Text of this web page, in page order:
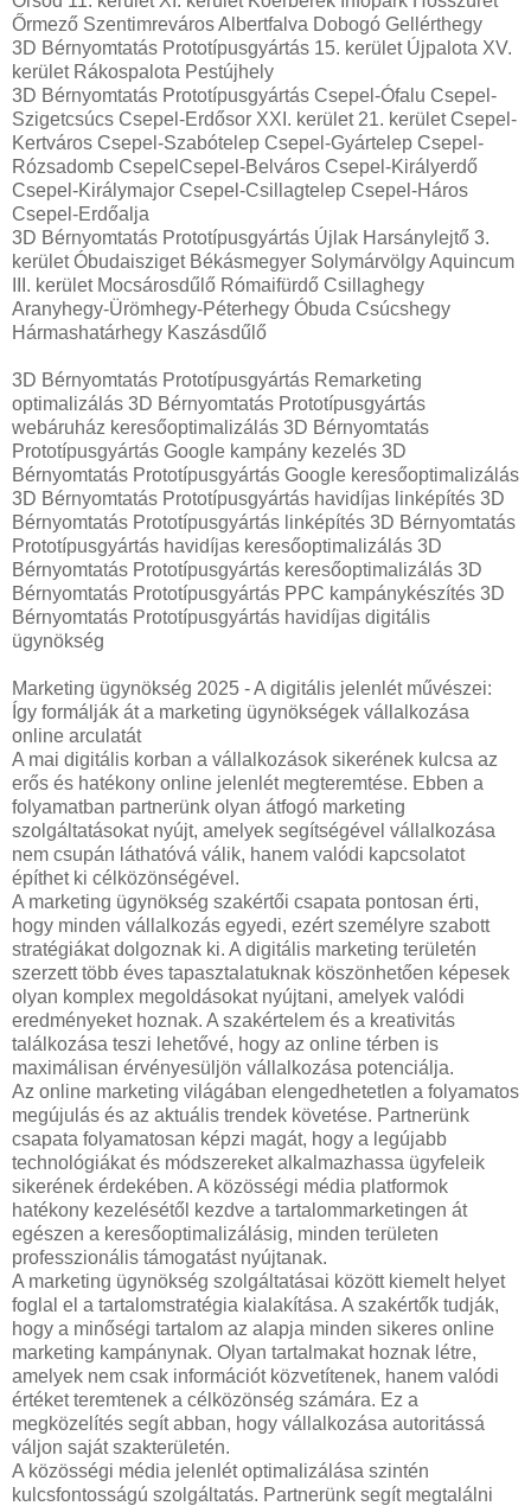
Őrmező Szentimreváros Albertfalva Dobogó Gellérthegy
3D Bérnyomtatás Prototípusgyártás 15. kerület Újpalota XV.
kerület Rákospalota Pestújhely
3D Bérnyomtatás Prototípusgyártás Csepel-Ófalu Csepel-
Szigetcsúcs Csepel-Erdősor XXI. kerület 21. kerület Csepel-
Kertváros Csepel-Szabótelep Csepel-Gyártelep Csepel-
Rózsadomb CsepelCsepel-Belváros Csepel-Királyerdő
Csepel-Királymajor Csepel-Csillagtelep Csepel-Háros
Csepel-Erdőalja
3D Bérnyomtatás Prototípusgyártás Újlak Harsánylejtő 3.
kerület Óbudaisziget Békásmegyer Solymárvölgy Aquincum
III. kerület Mocsárosdűlő Rómaifürdő Csillaghegy
Aranyhegy-Ürömhegy-Péterhegy Óbuda Csúcshegy
Hármashatárhegy Kaszásdűlő
3D Bérnyomtatás Prototípusgyártás Remarketing
optimalizálás 3D Bérnyomtatás Prototípusgyártás
webáruház keresőoptimalizálás 3D Bérnyomtatás
Prototípusgyártás Google kampány kezelés 3D
Bérnyomtatás Prototípusgyártás Google keresőoptimalizálás
3D Bérnyomtatás Prototípusgyártás havidíjas linképítés 3D
Bérnyomtatás Prototípusgyártás linképítés 3D Bérnyomtatás
Prototípusgyártás havidíjas keresőoptimalizálás 3D
Bérnyomtatás Prototípusgyártás keresőoptimalizálás 3D
Bérnyomtatás Prototípusgyártás PPC kampánykészítés 3D
Bérnyomtatás Prototípusgyártás havidíjas digitális
ügynökség
Marketing ügynökség 2025 - A digitális jelenlét művészei:
Így formálják át a marketing ügynökségek vállalkozása
online arculatát
A mai digitális korban a vállalkozások sikerének kulcsa az
erős és hatékony online jelenlét megteremtése. Ebben a
folyamatban partnerünk olyan átfogó marketing
szolgáltatásokat nyújt, amelyek segítségével vállalkozása
nem csupán láthatóvá válik, hanem valódi kapcsolatot
építhet ki célközönségével.
A marketing ügynökség szakértői csapata pontosan érti,
hogy minden vállalkozás egyedi, ezért személyre szabott
stratégiákat dolgoznak ki. A digitális marketing területén
szerzett több éves tapasztalatuknak köszönhetően képesek
olyan komplex megoldásokat nyújtani, amelyek valódi
eredményeket hoznak. A szakértelem és a kreativitás
találkozása teszi lehetővé, hogy az online térben is
maximálisan érvényesüljön vállalkozása potenciálja.
Az online marketing világában elengedhetetlen a folyamatos
megújulás és az aktuális trendek követése. Partnerünk
csapata folyamatosan képzi magát, hogy a legújabb
technológiákat és módszereket alkalmazhassa ügyfeleik
sikerének érdekében. A közösségi média platformok
hatékony kezelésétől kezdve a tartalommarketingen át
egészen a keresőoptimalizálásig, minden területen
professzionális támogatást nyújtanak.
A marketing ügynökség szolgáltatásai között kiemelt helyet
foglal el a tartalomstratégia kialakítása. A szakértők tudják,
hogy a minőségi tartalom az alapja minden sikeres online
marketing kampánynak. Olyan tartalmakat hoznak létre,
amelyek nem csak információt közvetítenek, hanem valódi
értéket teremtenek a célközönség számára. Ez a
megközelítés segít abban, hogy vállalkozása autoritássá
váljon saját szakterületén.
A közösségi média jelenlét optimalizálása szintén
kulcsfontosságú szolgáltatás. Partnerünk segít megtalálni